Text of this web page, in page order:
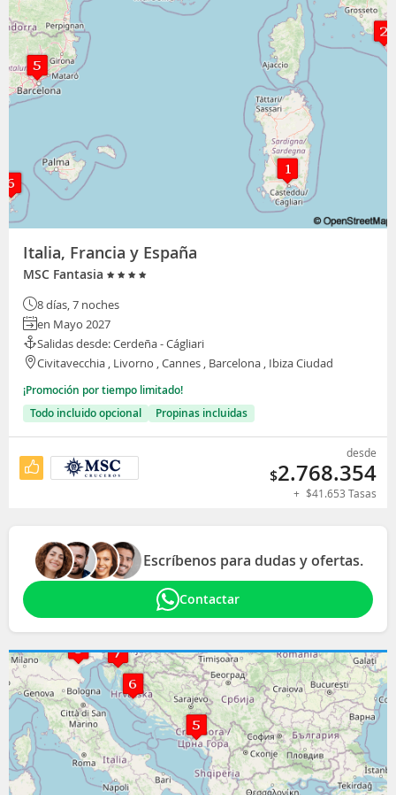
Italia, Francia y España
MSC Fantasia
8 días, 7 noches
en Mayo 2027
Salidas desde: Cerdeña - Cágliari
Civitavecchia , Livorno , Cannes , Barcelona , Ibiza Ciudad
¡Promoción por tiempo limitado!
Todo incluido opcional
Propinas incluidas
desde
$2.768.354
+ $41.653 Tasas
Escríbenos para dudas y ofertas.
Contactar